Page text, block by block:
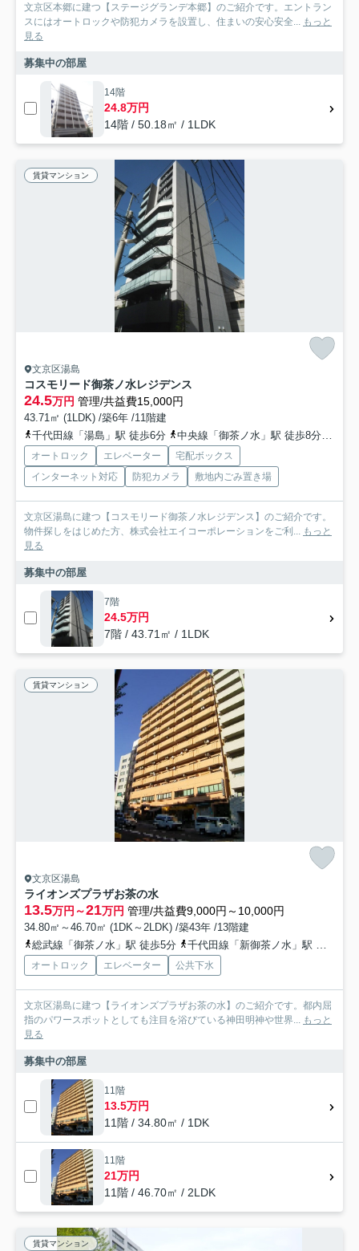
文京区本郷に建つ【ステージグランデ本郷】のご紹介です。エントラン
スにはオートロックや防犯カメラを設置し、住まいの安心安全...
もっと
見る
募集中の部屋
14階
24.8万円
14階 / 50.18㎡ / 1LDK
賃貸マンション
文京区湯島
コスモリード御茶ノ水レジデンス
24.5万円 管理/共益費15,000円
43.71㎡ (1LDK) /築6年 /11階建
千代田線「湯島」駅 徒歩6分
中央線「御茶ノ水」駅 徒歩8分
オートロック エレベーター
宅配ボックス
インターネット対応
防犯カメラ 敷地内ごみ置き場
文京区湯島に建つ【コスモリード御茶ノ水レジデンス】のご紹介です。
物件探しをはじめた方、株式会社エイコーポレーションをご利...
もっと
見る
募集中の部屋
7階
24.5万円
7階 / 43.71㎡ / 1LDK
賃貸マンション
文京区湯島
ライオンズプラザお茶の水
13.5万円～21万円 管理/共益費9,000円～10,000円
34.80㎡～46.70㎡ (1DK～2LDK) /築43年 /13階建
総武線「御茶ノ水」駅 徒歩5分
千代田線「新御茶ノ水」駅 徒歩6分
オートロック エレベーター 公共下水
文京区湯島に建つ【ライオンズプラザお茶の水】のご紹介です。都内屈
指のパワースポットとしても注目を浴びている神田明神や世界...
もっと
見る
募集中の部屋
11階
13.5万円
11階 / 34.80㎡ / 1DK
11階
21万円
11階 / 46.70㎡ / 2LDK
賃貸マンション